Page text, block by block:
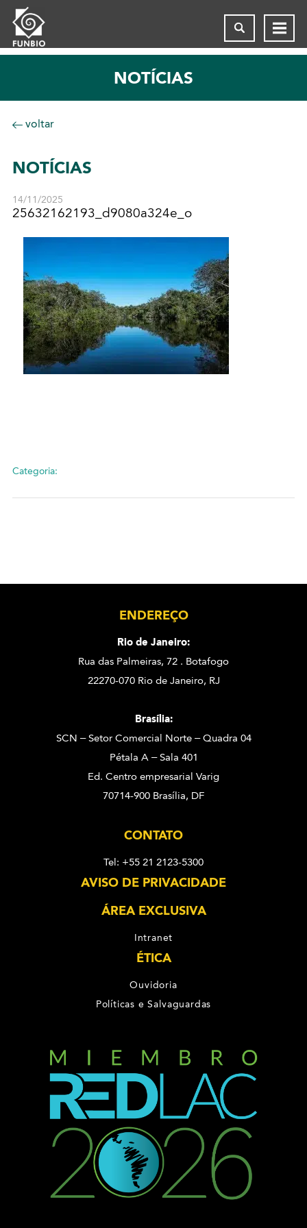
NOTÍCIAS
voltar
NOTÍCIAS
14/11/2025
25632162193_d9080a324e_o
Categoria:
ENDEREÇO
Rio de Janeiro:
Rua das Palmeiras, 72 . Botafogo
22270-070 Rio de Janeiro, RJ
Brasília:
SCN – Setor Comercial Norte – Quadra 04
Pétala A – Sala 401
Ed. Centro empresarial Varig
70714-900 Brasília, DF
CONTATO
Tel: +55 21 2123-5300
AVISO DE PRIVACIDADE
ÁREA EXCLUSIVA
Intranet
ÉTICA
Ouvidoria
Políticas e Salvaguardas